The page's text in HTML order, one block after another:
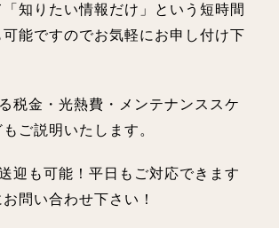
知りたい情報だけ」という短時間
能ですのでお気軽にお申し付け下
税金・光熱費・メンテナンススケ
ご説明いたします。
迎も可能！平日もご対応できます
問い合わせ下さい！